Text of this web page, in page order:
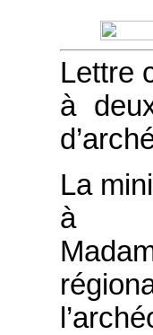
Lettre
à
La
à